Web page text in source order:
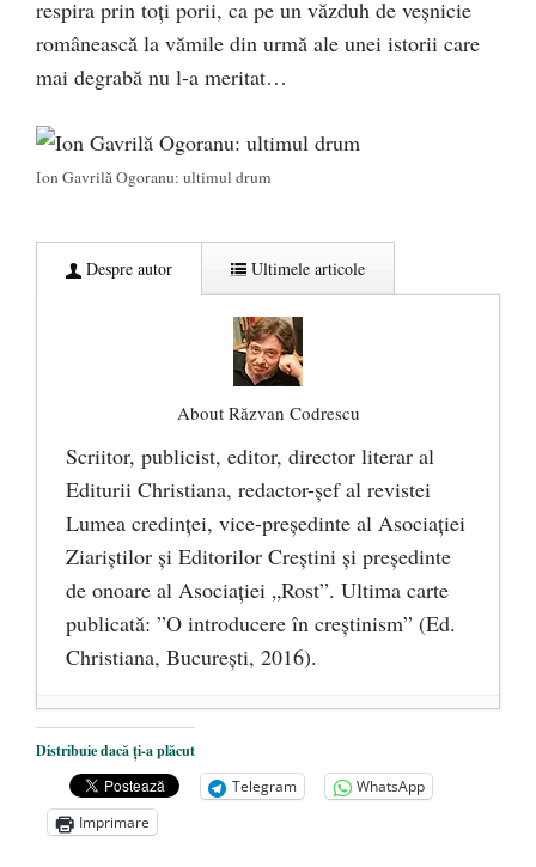
respira prin toţi porii, ca pe un văzduh de veşnicie
românească la vămile din urmă ale unei istorii care
mai degrabă nu l-a meritat…
Ion Gavrilă Ogoranu: ultimul drum
Despre autor Ultimele articole
About Răzvan Codrescu
Scriitor, publicist, editor, director literar al
Editurii Christiana, redactor-şef al revistei
Lumea credinţei, vice-preşedinte al Asociaţiei
Ziariştilor şi Editorilor Creştini şi preşedinte
de onoare al Asociaţiei „Rost”. Ultima carte
publicată: ”O introducere în creștinism” (Ed.
Christiana, Bucureşti, 2016).
DANA KONYA-PETRIȘOR, ÎNTRU
VEȘNICĂ POMENIRE
- 17 martie 2021
ÎNĂLȚATU-S-A! - 28 mai 2020
Sic credo – Francisco Franco (1892-1975)
Distribuie dacă ți-a plăcut
Telegram
WhatsApp
Imprimare